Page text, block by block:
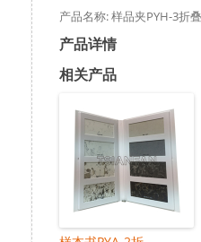
产品名称: 样品夹PYH-3折叠
产品详情
相关产品